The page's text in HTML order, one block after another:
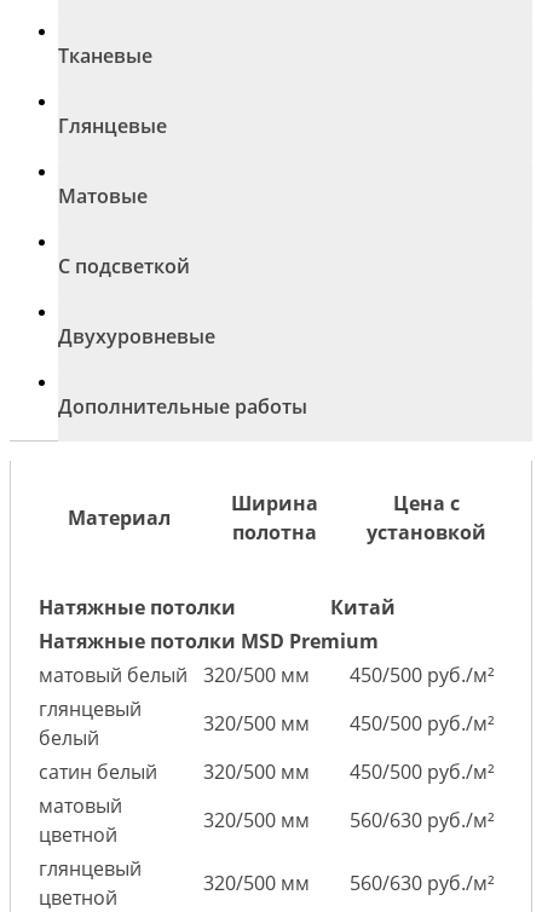
Тканевые
Глянцевые
Матовые
С подсветкой
Двухуровневые
Дополнительные работы
Материал
Ширина
полотна
Цена с
установкой
Натяжные потолки
Китай
Натяжные потолки MSD Premium
матовый белый
320/500 мм
450/500 руб./м²
глянцевый
белый
320/500 мм
450/500 руб./м²
сатин белый
320/500 мм
450/500 руб./м²
матовый
цветной
320/500 мм
560/630 руб./м²
глянцевый
цветной
320/500 мм
560/630 руб./м²